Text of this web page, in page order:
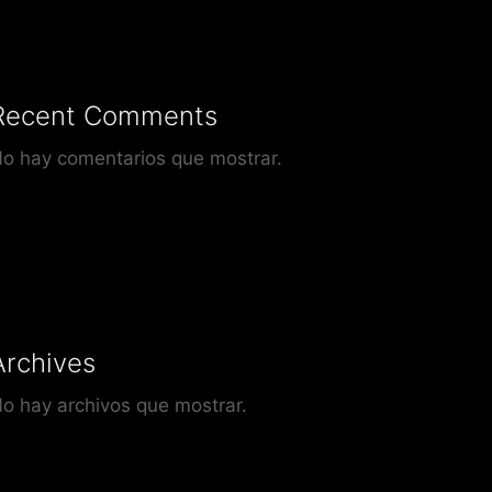
Comments
hay comentarios que mostrar.
hay archivos que mostrar.